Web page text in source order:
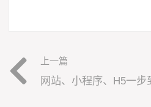
上一篇